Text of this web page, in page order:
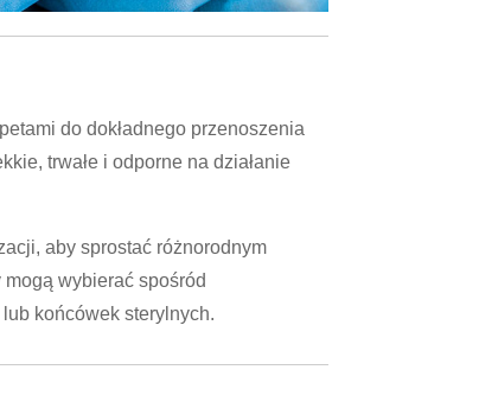
do dokładnego przenoszenia
trwałe i odporne na działanie
aby sprostać różnorodnym
wybierać spośród
końcówek sterylnych.